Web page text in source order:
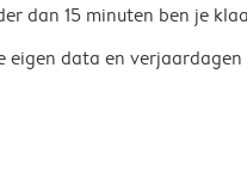
dan 15 minuten ben je
eigen data en